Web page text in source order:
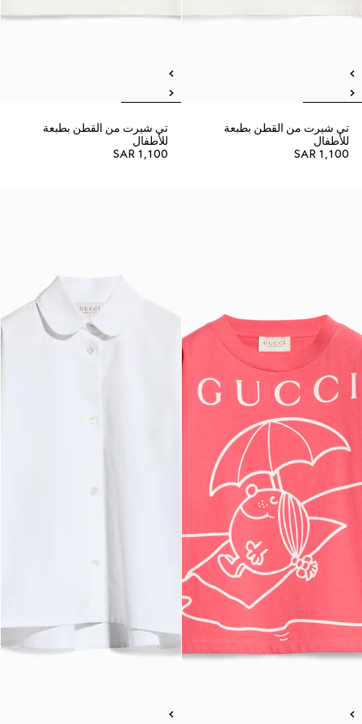
تي شيرت من القطن بطبعة
للأطفال
SAR 1,100
تي شيرت من القطن بطبعة
للأطفال
SAR 1,100